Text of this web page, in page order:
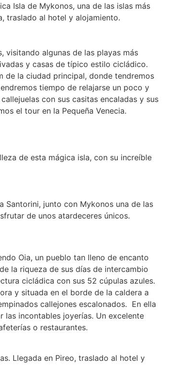
Isla de Mykonos, una de las islas más
traslado al hotel y alojamiento.
visitando algunas de las playas más
y casas de típico estilo cicládico.
de la ciudad principal, donde tendremos
tiempo de relajarse un poco y
con sus casitas encaladas y sus
el tour en la Pequeña Venecia.
de esta mágica isla, con su increíble
Santorini, junto con Mykonos una de las
de unos atardeceres únicos.
Oia, un pueblo tan lleno de encanto
la riqueza de sus días de intercambio
cicládica con sus 52 cúpulas azules.
y situada en el borde de la caldera a
callejones escalonados. En ella
las incontables joyerías. Un excelente
o restaurantes.
Llegada en Pireo, traslado al hotel y